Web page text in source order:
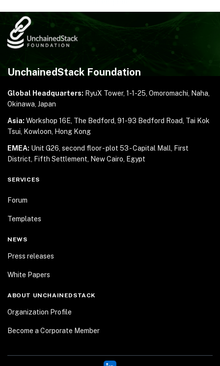
UnchainedStack Foundation
Global Headquarters: RyuX Tower, 1-1-25, Omoromachi, Naha,
Okinawa, Japan
Asia: Workshop 16E, The Bedford, 91-93 Bedford Road, Tai Kok
Tsui, Kowloon, Hong Kong
EMEA: Unit G26, second floor - plot 53 - Capital Mall,
First
District, Fifth Settlement, New Cairo, Egypt
SERVICES
Forum
Templates
NEWS
Press releases
White Papers
ABOUT UNCHAINEDSTACK
Organization Profile
Become a Corporate Member